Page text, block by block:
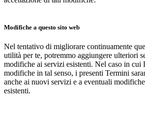
Modifiche a questo sito web
Nel tentativo di migliorare continuamente
utilità per te, potremmo aggiungere ulteriori
modifiche ai servizi esistenti. Nel caso in cui
modifiche in tal senso, i presenti Termini
anche ai nuovi servizi e a eventuali
esistenti.